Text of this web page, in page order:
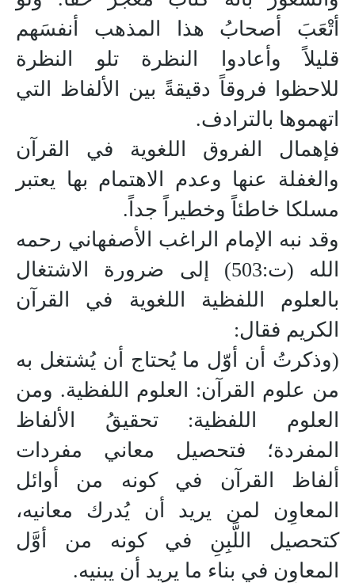
أتْعَبَ أصحابُ هذا المذهب أنفسَهم
قليلاً وأعادوا النظرة تلو النظرة
للاحظوا فروقاً دقيقةً بين الألفاظ التي
اتهموها بالترادف.
فإهمال الفروق اللغوية في القرآن
والغفلة عنها وعدم الاهتمام بها يعتبر
مسلكا خاطئاً وخطيراً جداً.
وقد نبه الإمام الراغب الأصفهاني رحمه
الله (ت:503) إلى ضرورة الاشتغال
بالعلوم اللفظية اللغوية في القرآن
الكريم فقال:
(وذكرتُ أن أوّل ما يُحتاج أن يُشتغل به
من علوم القرآن: العلوم اللفظية. ومن
العلوم اللفظية: تحقيقُ الألفاظ
المفردة؛ فتحصيل معاني مفردات
ألفاظ القرآن في كونه من أوائل
المعاوِن لمن يريد أن يُدرك معانيه،
كتحصيل اللَّبِنِ في كونه من أوَّل
المعاوِن في بناء ما يريد أن يبنيه.